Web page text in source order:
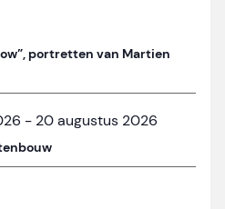
portretten van Martien
- 20 augustus 2026